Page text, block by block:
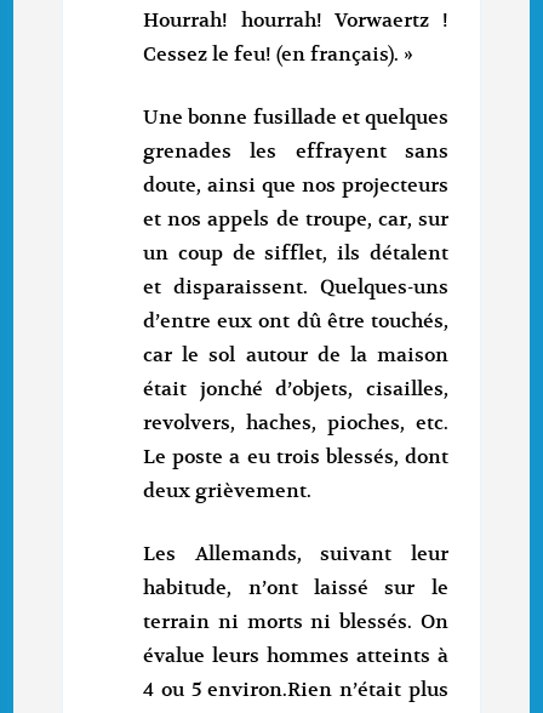
Hourrah! hourrah! Vorwaertz !
Cessez le feu! (en français). »
Une bonne fusillade et quelques
grenades les effrayent sans
doute, ainsi que nos projecteurs
et nos appels de troupe, car, sur
un coup de sifflet, ils détalent
et disparaissent. Quelques-uns
d’entre eux ont dû être touchés,
car le sol autour de la maison
était jonché d’objets, cisailles,
revolvers, haches, pioches, etc.
Le poste a eu trois blessés, dont
deux grièvement.
Les Allemands, suivant leur
habitude, n’ont laissé sur le
terrain ni morts ni blessés. On
évalue leurs hommes atteints à
4 ou 5 environ.Rien n’était plus